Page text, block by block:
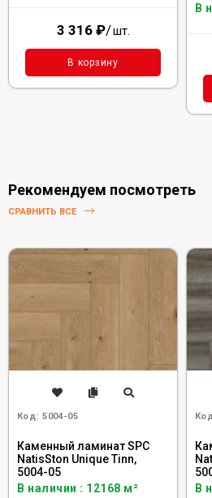
3 316 ₽/шт.
В корзину
В
Рекомендуем посмотреть
СРАВНИТЬ ВСЕ
Код: 5004-05
Каменный ламинат SPC
NatisSton Unique Tinn,
5004-05
В наличии : 12168 м²
В